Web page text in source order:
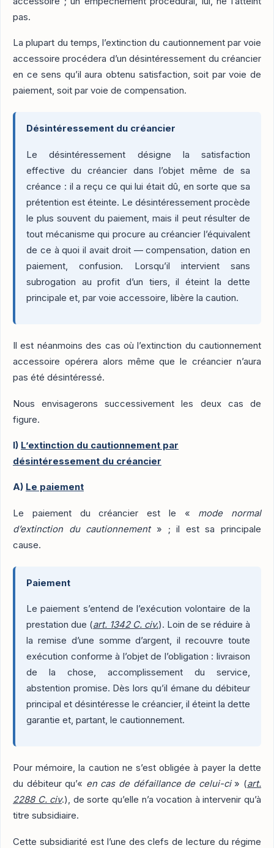
pas.
La plupart du temps, l’extinction du cautionnement par voie
accessoire procédera d’un désintéressement du créancier
en ce sens qu’il aura obtenu satisfaction, soit par voie de
paiement, soit par voie de compensation.
Désintéressement du créancier
Le désintéressement désigne la satisfaction
effective du créancier dans l’objet même de sa
créance : il a reçu ce qui lui était dû, en sorte que sa
prétention est éteinte. Le désintéressement procède
le plus souvent du paiement, mais il peut résulter de
tout mécanisme qui procure au créancier l’équivalent
de ce à quoi il avait droit — compensation, dation en
paiement, confusion. Lorsqu’il intervient sans
subrogation au profit d’un tiers, il éteint la dette
principale et, par voie accessoire, libère la caution.
Il est néanmoins des cas où l’extinction du cautionnement
accessoire opérera alors même que le créancier n’aura
pas été désintéressé.
Nous envisagerons successivement les deux cas de
figure.
I) L’extinction du cautionnement par
désintéressement du créancier
A) Le paiement
Le paiement du créancier est le « mode normal
d’extinction du cautionnement» ; il est sa principale
cause.
Paiement
Le paiement s’entend de l’exécution volontaire de la
prestation due (art. 1342 C. civ.). Loin de se réduire à
la remise d’une somme d’argent, il recouvre toute
exécution conforme à l’objet de l’obligation : livraison
de la chose, accomplissement du service,
abstention promise. Dès lors qu’il émane du débiteur
principal et désintéresse le créancier, il éteint la dette
garantie et, partant, le cautionnement.
Pour mémoire, la caution ne s’est obligée à payer la dette
du débiteur qu’« en cas de défaillance de celui-ci» (art.
2288 C. civ.), de sorte qu’elle n’a vocation à intervenir qu’à
titre subsidiaire.
Cette subsidiarité est l’une des clefs de lecture du régime